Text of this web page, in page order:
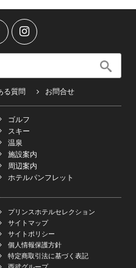
る質問 お問合せ
ゴルフ
スキー
温泉
施設案内
周辺案内
ホテルパンフレット
プリンスホテルセレクション
サイトマップ
サイトポリシー
個人情報保護方針
特定商取引法に基づく表記